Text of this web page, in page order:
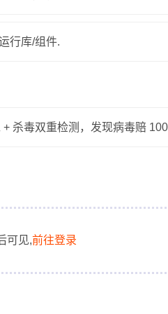
行库/组件.
杀毒双重检测，发现病毒赔
可见,前往登录